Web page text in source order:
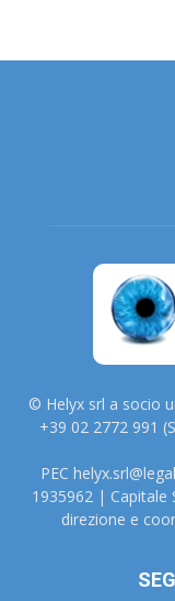
© Helyx srl a socio
+39 02 2772 991
PEC
1935962 | Capitale
direzione e